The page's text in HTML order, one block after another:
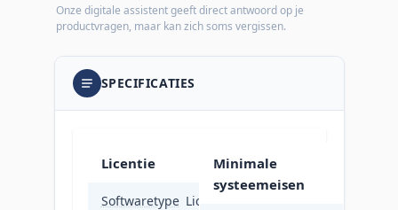
Onze digitale assistent geeft direct antwoord op je
productvragen, maar kan zich soms vergissen.
SPECIFICATIES
Licentie
Softwaretype Licentie
Minimale
systeemeisen